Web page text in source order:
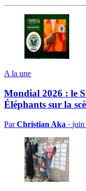
A la une
Mondial 2026 : le
Éléphants sur la
ParChristian Aka · juin